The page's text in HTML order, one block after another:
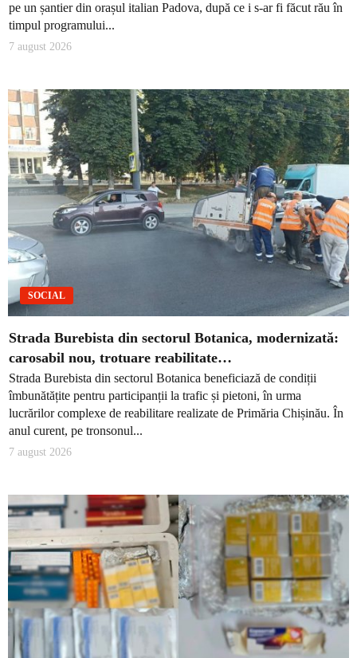
pe un șantier din orașul italian Padova, după ce i s-ar fi făcut rău în
timpul programului...
7 august 2026
SOCIAL
Strada Burebista din sectorul Botanica, modernizată:
carosabil nou, trotuare reabilitate…
Strada Burebista din sectorul Botanica beneficiază de condiții
îmbunătățite pentru participanții la trafic și pietoni, în urma
lucrărilor complexe de reabilitare realizate de Primăria Chișinău. În
anul curent, pe tronsonul...
7 august 2026